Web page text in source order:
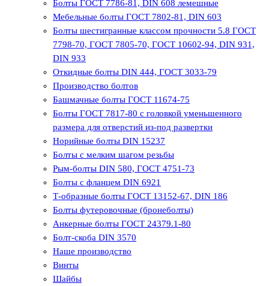
Болты ГОСТ 7786-81, DIN 608 лемешные
Мебельные болты ГОСТ 7802-81, DIN 603
Болты шестигранные классом прочности 5.8 ГОСТ
7798-70, ГОСТ 7805-70, ГОСТ 10602-94, DIN 931,
DIN 933
Откидные болты DIN 444, ГОСТ 3033-79
Производство болтов
Башмачные болты ГОСТ 11674-75
Болты ГОСТ 7817-80 с головкой уменьшенного
размера для отверстий из-под развертки
Норийные болты DIN 15237
Болты с мелким шагом резьбы
Рым-болты DIN 580, ГОСТ 4751-73
Болты с фланцем DIN 6921
Т-образные болты ГОСТ 13152-67, DIN 186
Болты футеровочные (бронеболты)
Анкерные болты ГОСТ 24379.1-80
Болт-скоба DIN 3570
Наше производство
Винты
Шайбы